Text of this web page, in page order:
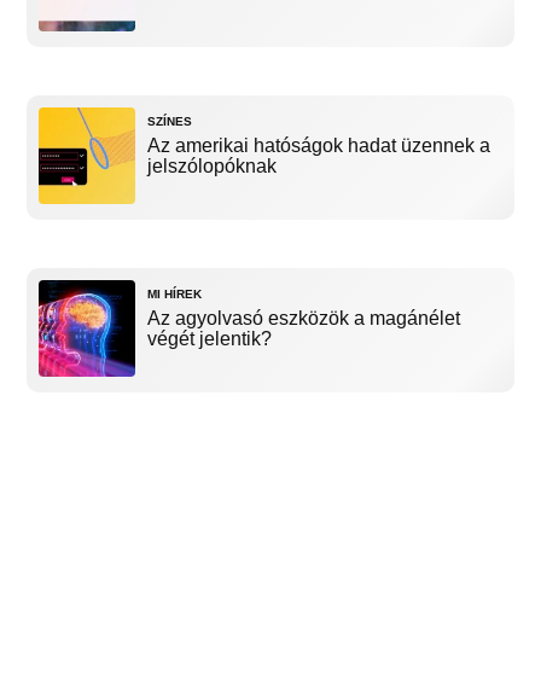
SZÍNES
Az amerikai hatóságok hadat üzennek a
jelszólopóknak
MI HÍREK
Az agyolvasó eszközök a magánélet
végét jelentik?